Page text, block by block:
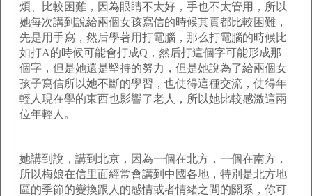
煩、比較困難，因為眼睛不太好，手也不太管用，所以
她每次講到說給兩個女孩寫信的時候其實都比較困難，
先是用手寫，然后學著用打電腦，那么打電腦的時候比
如打A的時候可能會打成Q ，然后打這個字可能形成那
個字，但是她還是堅持的努力，但是她說為了給兩個女
孩子寫信所以她不斷的學習，也使得這種交流，使得年
輕人現在學的東西也影響了老人，所以她比較感激這兩
位年輕人。
她講到說，講到北京，因為一個在北方，一個在南方，
所以梅娘在信里面經常會講到中國各地，特別是北方地
區的季節的變換跟人的感情或者情緒之間的關系，你可